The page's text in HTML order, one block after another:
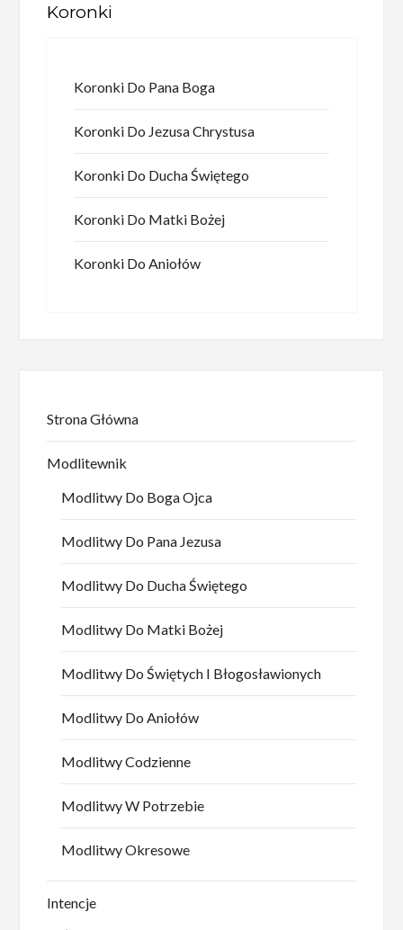
Koronki
Koronki Do Pana Boga
Koronki Do Jezusa Chrystusa
Koronki Do Ducha Świętego
Koronki Do Matki Bożej
Koronki Do Aniołów
Strona Główna
Modlitewnik
Modlitwy Do Boga Ojca
Modlitwy Do Pana Jezusa
Modlitwy Do Ducha Świętego
Modlitwy Do Matki Bożej
Modlitwy Do Świętych I Błogosławionych
Modlitwy Do Aniołów
Modlitwy Codzienne
Modlitwy W Potrzebie
Modlitwy Okresowe
Intencje